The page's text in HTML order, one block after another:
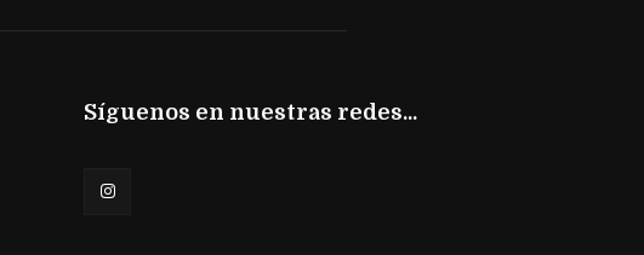
Síguenos en nuestras redes...